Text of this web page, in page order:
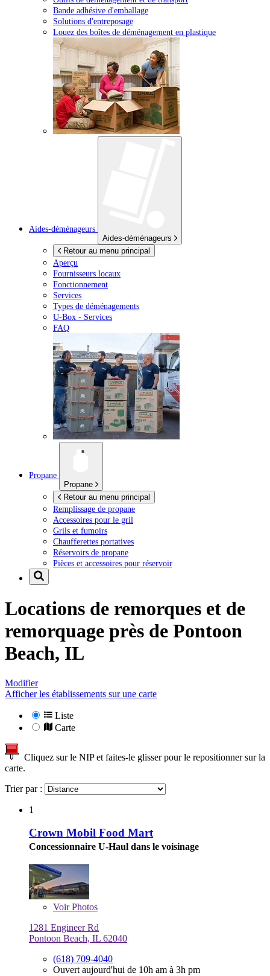
Bande adhésive d'emballage
Solutions d'entreposage
Louez des boîtes de déménagement en plastique
Aides-déménageurs
Aides-déménageurs
Retour au menu principal
Aperçu
Fournisseurs locaux
Fonctionnement
Services
Types de déménagements
U-Box - Services
FAQ
Propane
Propane
Retour au menu principal
Remplissage de propane
Accessoires pour le gril
Grils et fumoirs
Chaufferettes portatives
Réservoirs de propane
Pièces et accessoires pour réservoir
Locations de remorques et de
remorquage près de Pontoon
Beach, IL
Modifier
Afficher les établissements sur une carte
Liste
Carte
Cliquez sur le NIP et faites-le glisser pour le repositionner sur la
carte.
Trier par :
1
Crown Mobil Food Mart
Concessionnaire U-Haul dans le voisinage
VoirPhotos
1281 Engineer Rd
Pontoon Beach, IL 62040
(618) 709-4040
Ouvert aujourd'hui de 10h am à 3h pm